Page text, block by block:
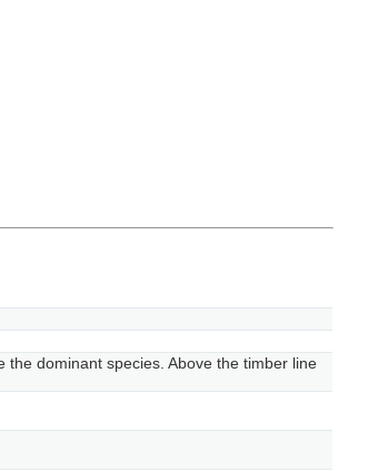
dominant species. Above the timber line